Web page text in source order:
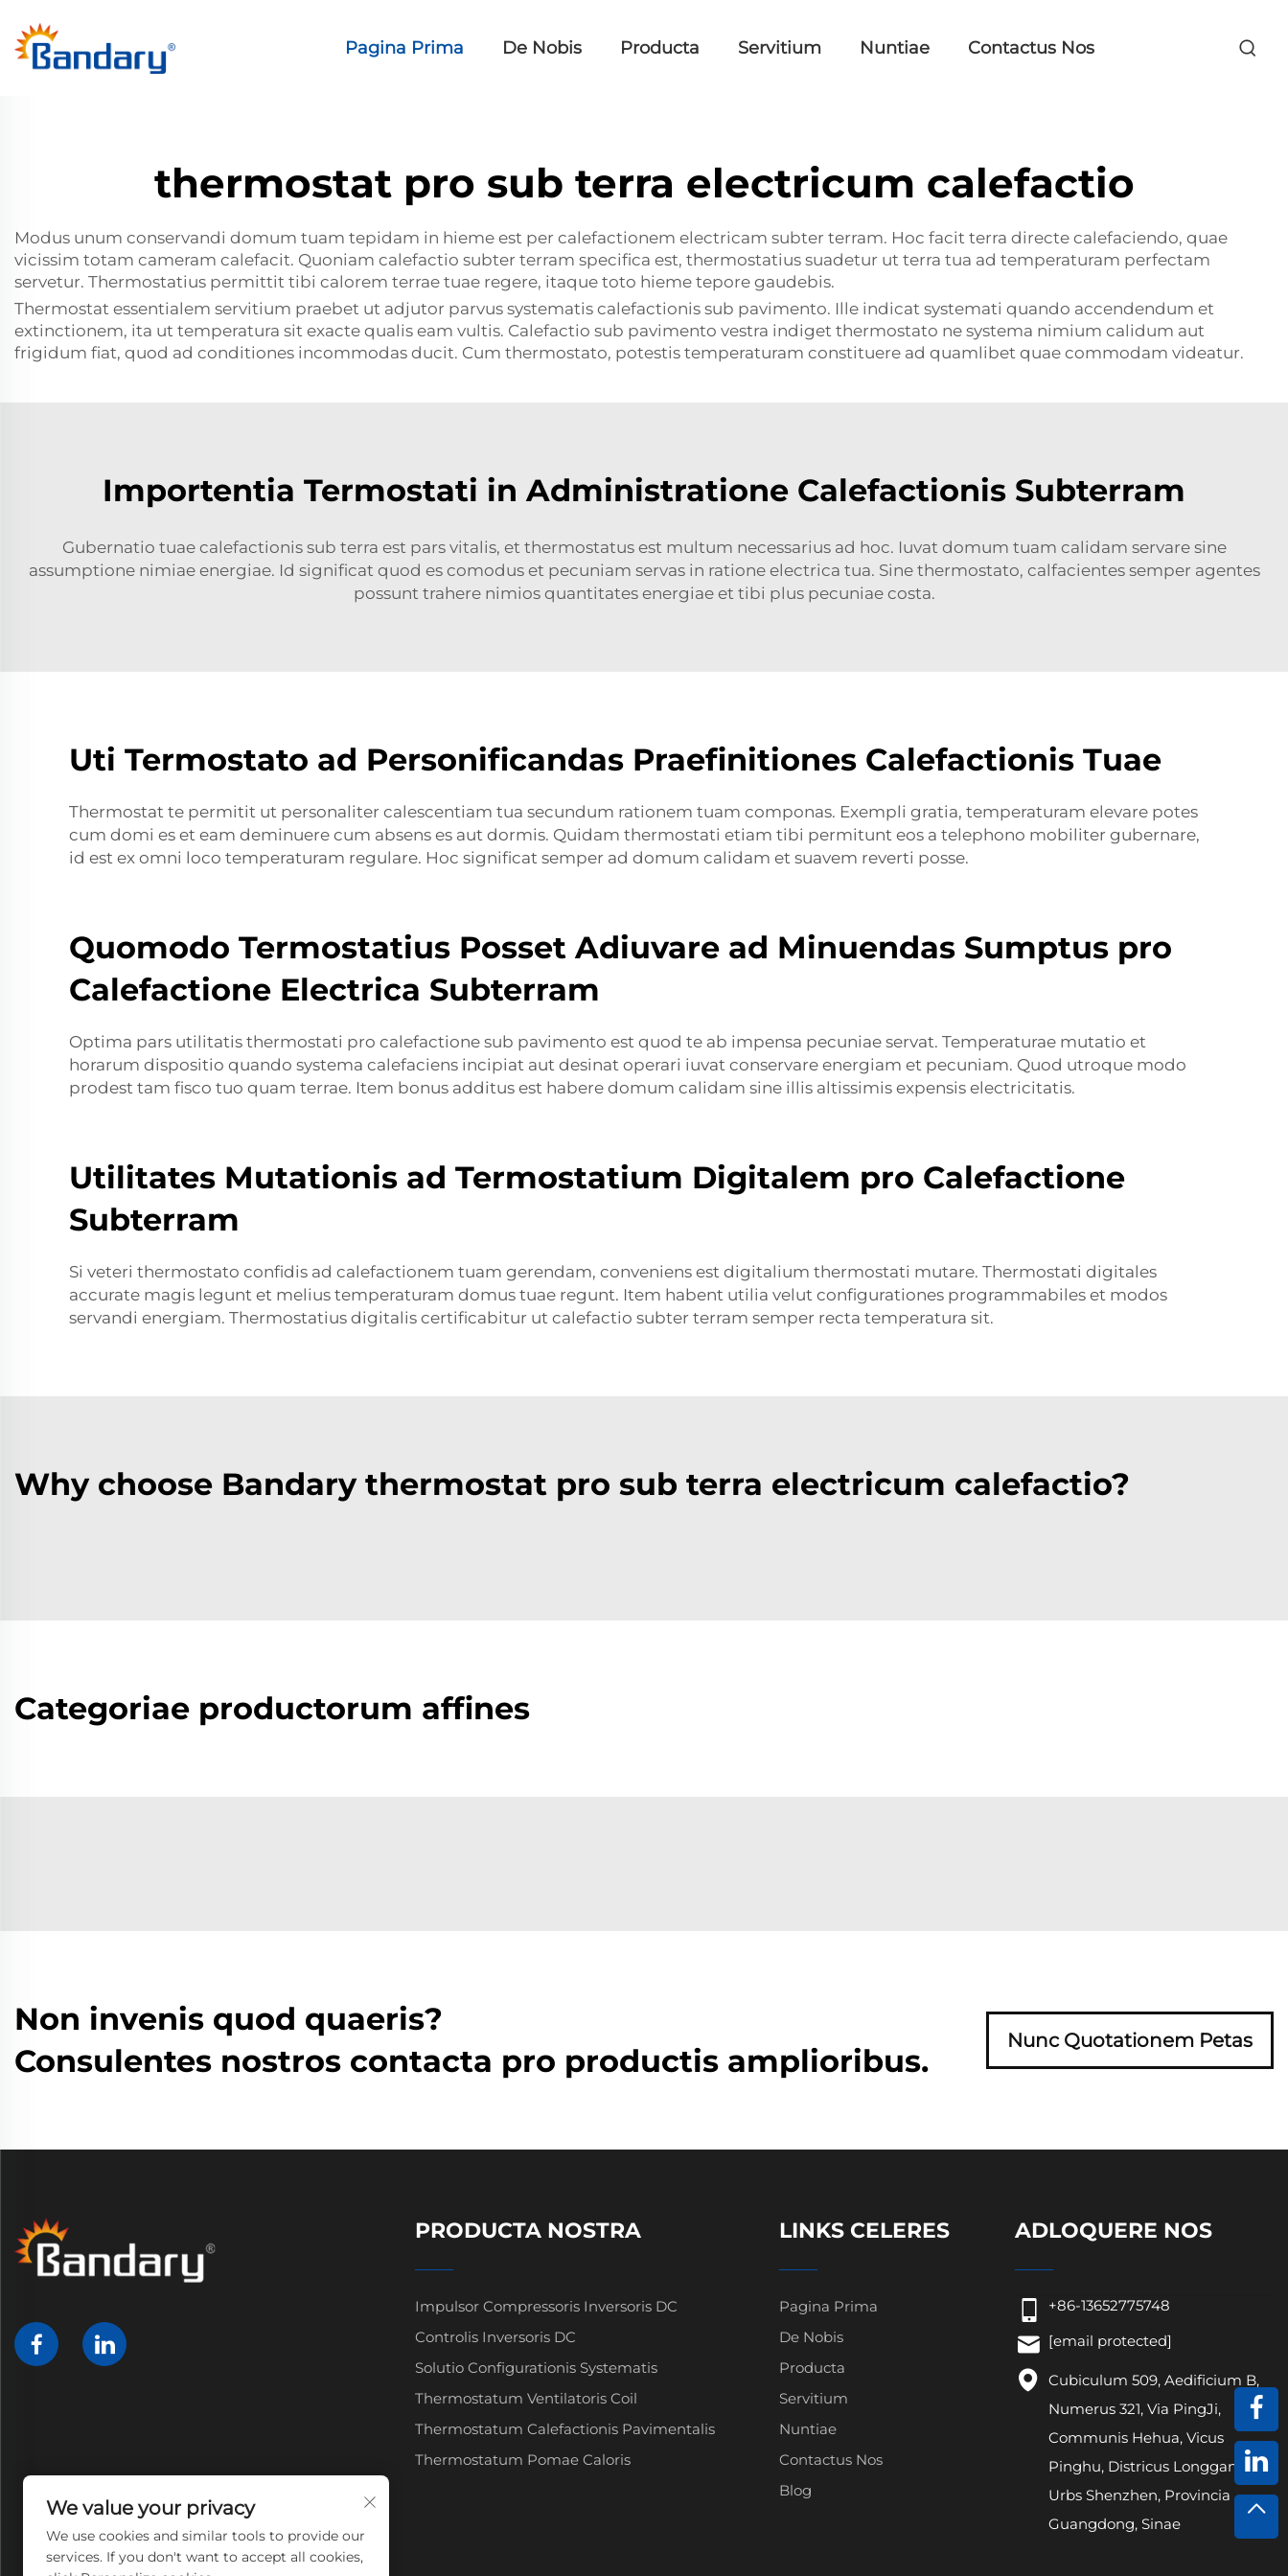
Pagina Prima De Nobis Producta Servitium Nuntiae Contactus Nos
thermostat pro sub terra electricum calefactio
Modus unum conservandi domum tuam tepidam in hieme est per calefactionem electricam subter terram. Hoc facit terra directe calefaciendo, quae
vicissim totam cameram calefacit. Quoniam calefactio subter terram specifica est, thermostatius suadetur ut terra tua ad temperaturam perfectam
servetur. Thermostatius permittit tibi calorem terrae tuae regere, itaque toto hieme tepore gaudebis.
Thermostat essentialem servitium praebet ut adjutor parvus systematis calefactionis sub pavimento. Ille indicat systemati quando accendendum et
extinctionem, ita ut temperatura sit exacte qualis eam vultis. Calefactio sub pavimento vestra indiget thermostato ne systema nimium calidum aut
frigidum fiat, quod ad conditiones incommodas ducit. Cum thermostato, potestis temperaturam constituere ad quamlibet quae commodam videatur.
Importentia Termostati in Administratione Calefactionis Subterram
Gubernatio tuae calefactionis sub terra est pars vitalis, et thermostatus est multum necessarius ad hoc. Iuvat domum tuam calidam servare sine
assumptione nimiae energiae. Id significat quod es comodus et pecuniam servas in ratione electrica tua. Sine thermostato, calfacientes semper agentes
possunt trahere nimios quantitates energiae et tibi plus pecuniae costa.
Uti Termostato ad Personificandas Praefinitiones Calefactionis Tuae
Thermostat te permitit ut personaliter calescentiam tua secundum rationem tuam componas. Exempli gratia, temperaturam elevare potes
cum domi es et eam deminuere cum absens es aut dormis. Quidam thermostati etiam tibi permitunt eos a telephono mobiliter gubernare,
id est ex omni loco temperaturam regulare. Hoc significat semper ad domum calidam et suavem reverti posse.
Quomodo Termostatius Posset Adiuvare ad Minuendas Sumptus pro
Calefactione Electrica Subterram
Optima pars utilitatis thermostati pro calefactione sub pavimento est quod te ab impensa pecuniae servat. Temperaturae mutatio et
horarum dispositio quando systema calefaciens incipiat aut desinat operari iuvat conservare energiam et pecuniam. Quod utroque modo
prodest tam fisco tuo quam terrae. Item bonus additus est habere domum calidam sine illis altissimis expensis electricitatis.
Utilitates Mutationis ad Termostatium Digitalem pro Calefactione
Subterram
Si veteri thermostato confidis ad calefactionem tuam gerendam, conveniens est digitalium thermostati mutare. Thermostati digitales
accurate magis legunt et melius temperaturam domus tuae regunt. Item habent utilia velut configurationes programmabiles et modos
servandi energiam. Thermostatius digitalis certificabitur ut calefactio subter terram semper recta temperatura sit.
Why choose Bandary thermostat pro sub terra electricum calefactio?
Categoriae productorum affines
Non invenis quod quaeris?
Consulentes nostros contacta pro productis amplioribus.
Nunc Quotationem Petas
PRODUCTA NOSTRA
Impulsor Compressoris Inversoris DC
Controlis Inversoris DC
Solutio Configurationis Systematis
Thermostatum Ventilatoris Coil
Thermostatum Calefactionis Pavimentalis
Thermostatum Pomae Caloris
LINKS CELERES
Pagina Prima
De Nobis
Producta
Servitium
Nuntiae
Contactus Nos
Blog
ADLOQUERE NOS
+86-13652775748
[email protected]
Cubiculum 509, Aedificium B,
Numerus 321, Via PingJi,
Communis Hehua, Vicus
Pinghu, Districus Longgang,
Urbs Shenzhen, Provincia
Guangdong, Sinae
We value your privacy
We use cookies and similar tools to provide our
services. If you don't want to accept all cookies,